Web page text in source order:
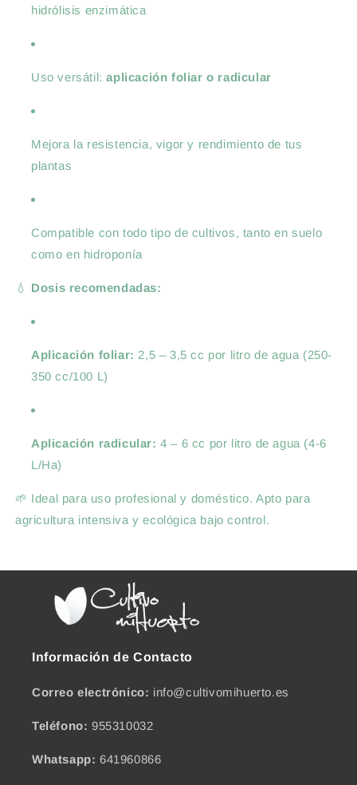
hidrólisis enzimática
Uso versátil:aplicación foliar o radicular
Mejora la resistencia, vigor y rendimiento de tus
plantas
Compatible con todo tipo de cultivos, tanto en suelo
como en hidroponía
💧 Dosis recomendadas:
Aplicación foliar: 2,5 – 3,5 cc por litro de agua (250-
350 cc/100 L)
Aplicación radicular: 4 – 6 cc por litro de agua (4-6
L/Ha)
🌱 Ideal para uso profesional y doméstico. Apto para
agricultura intensiva y ecológica bajo control.
Información de Contacto
Correo electrónico: info@cultivomihuerto.es
Teléfono: 955310032
Whatsapp: 641960866